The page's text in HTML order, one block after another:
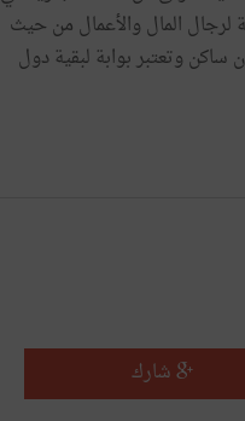
لرجال المال والأعمال من حيث
ساكن وتعتبر بوابة لبقية دول
شارك